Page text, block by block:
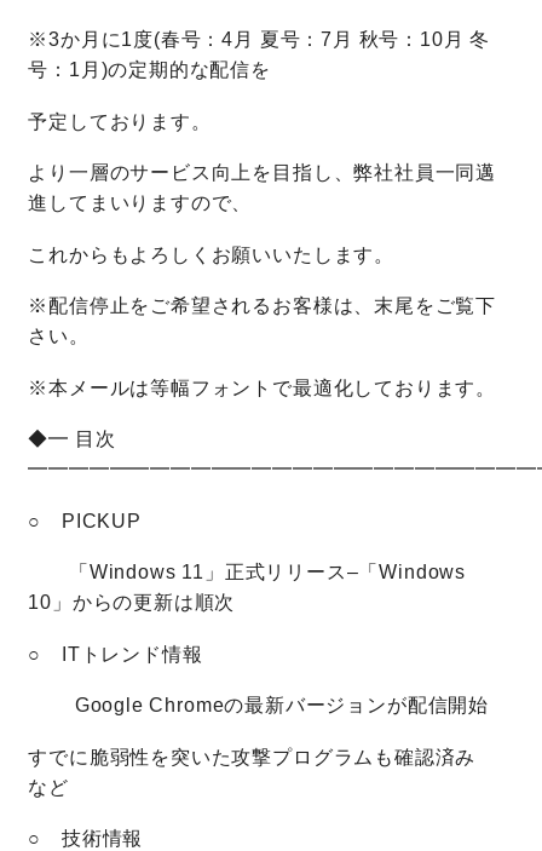
※3か月に1度(春号：4月 夏号：7月 秋号：10月 冬
号：1月)の定期的な配信を
予定しております。
より一層のサービス向上を目指し、弊社社員一同邁
進してまいりますので、
これからもよろしくお願いいたします。
※配信停止をご希望されるお客様は、末尾をご覧下
さい。
※本メールは等幅フォントで最適化しております。
◆━ 目次
○ PICKUP
「Windows 11」正式リリース–「Windows
10」からの更新は順次
○ ITトレンド情報
Google Chromeの最新バージョンが配信開始
すでに脆弱性を突いた攻撃プログラムも確認済み
など
○ 技術情報